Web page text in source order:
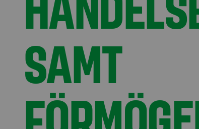
SAMT